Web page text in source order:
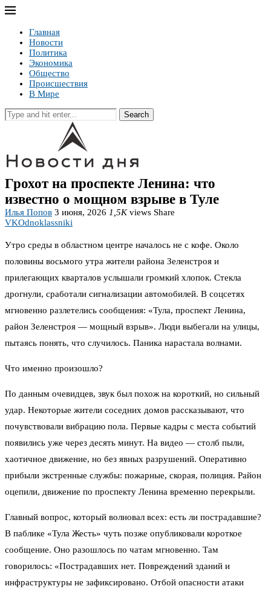
Главная
Новости
Политика
Экономика
Общество
Происшествия
В Мире
Search
Грохот на проспекте Ленина: что
известно о мощном взрыве в Туле
Илья Попов 3 июня, 2026 1,5Kviews Share
VKOdnoklassniki
Утро среды в областном центре началось не с кофе. Около
половины восьмого утра жители района Зеленстроя и
прилегающих кварталов услышали громкий хлопок. Стекла
дрогнули, сработали сигнализации автомобилей. В соцсетях
мгновенно разлетелись сообщения: «Тула, проспект Ленина,
район Зеленстроя — мощный взрыв». Люди выбегали на улицы,
пытаясь понять, что случилось. Паника нарастала волнами.
Что именно произошло?
По данным очевидцев, звук был похож на короткий, но сильный
удар. Некоторые жители соседних домов рассказывают, что
почувствовали вибрацию пола. Первые кадры с места событий
появились уже через десять минут. На видео — столб пыли,
хаотичное движение, но без явных разрушений. Оперативно
прибыли экстренные службы: пожарные, скорая, полиция. Район
оцепили, движение по проспекту Ленина временно перекрыли.
Главный вопрос, который волновал всех: есть ли пострадавшие?
В паблике «Тула Жесть» чуть позже опубликовали короткое
сообщение. Оно разошлось по чатам мгновенно. Там
говорилось: «Пострадавших нет. Повреждений зданий и
инфраструктуры не зафиксировано. Отбой опасности атаки